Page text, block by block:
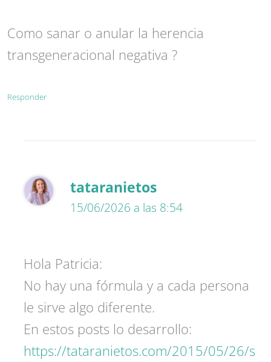
Como sanar o anular la herencia
transgeneracional negativa ?
Responder
tataranietos
15/06/2026 a las 8:54
Hola Patricia:
No hay una fórmula y a cada persona
le sirve algo diferente.
En estos posts lo desarrollo:
https://tataranietos.com/2015/05/26/s